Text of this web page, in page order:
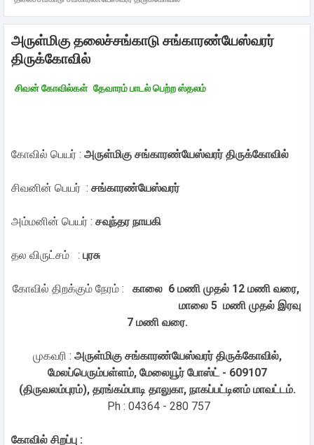
அருள்மிகு தலைச்சங்காடு சங்காரண்யேஸ்வரர்
திருக்கோவில்
சிவன் கோவில்கள் தேவாரம் பாடல் பெற்ற ஸ்தலம்
கோவில் பெயர் : அருள்மிகு சங்காரண்யேஸ்வரர் திருக்கோவில்
சிவனின் பெயர் : சங்காரண்யேஸ்வரர்
அம்மனின் பெயர் : சவுந்தர நாயகி
தல விருட்சம் : புரசு
கோவில் திறக்கும் நேரம் : காலை 6 மணி முதல் 12 மணி வரை,
மாலை 5 மணி முதல் இரவு
7 மணி வரை.
முகவரி : அருள்மிகு சங்காரண்யேஸ்வரர் திருக்கோவில்,
மேலப்பெரும்பள்ளம், மேலையூர் போஸ்ட் - 609107
(திருவலம்புரம்), தரங்கம்பாடி தாலுகா, நாகப்பட்டினம் மாவட்டம்.
Ph : 04364 - 280 757
கோவில் சிறப்பு :